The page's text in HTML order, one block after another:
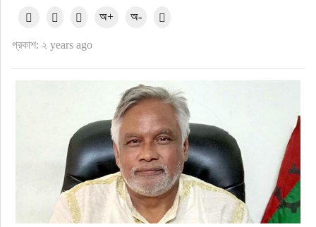
বৃহত্তর নোয়াখালী
আলোচিত সংবাদ
প্রকাশ: ২ years ago
অ+ অ-